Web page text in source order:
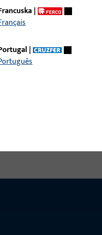
duljina 79,6 mm
Francuska|
Français
Portugal|
Português